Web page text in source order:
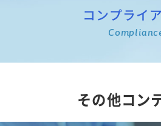
コンプライ
その他コン